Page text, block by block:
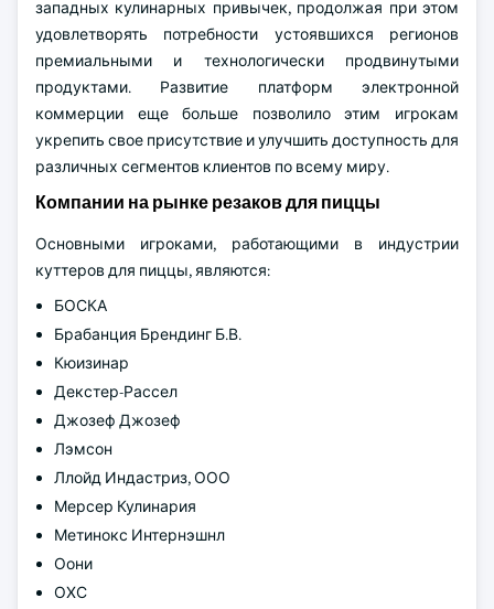
западных кулинарных привычек, продолжая при этом
удовлетворять потребности устоявшихся регионов
премиальными и технологически продвинутыми
продуктами. Развитие платформ электронной
коммерции еще больше позволило этим игрокам
укрепить свое присутствие и улучшить доступность для
различных сегментов клиентов по всему миру.
Компании на рынке резаков для пиццы
Основными игроками, работающими в индустрии
куттеров для пиццы, являются:
БОСКА
Брабанция Брендинг Б.В.
Кюизинар
Декстер-Рассел
Джозеф Джозеф
Лэмсон
Ллойд Индастриз, ООО
Мерсер Кулинария
Метинокс Интернэшнл
Оони
ОХС